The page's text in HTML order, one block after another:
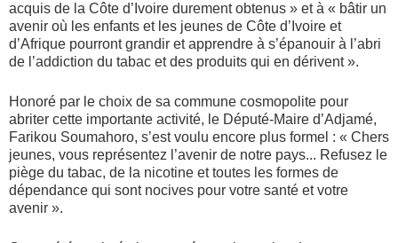
acquis de la Côte d’Ivoire durement obtenus » et à « bâtir un
avenir où les enfants et les jeunes de Côte d’Ivoire et
d’Afrique pourront grandir et apprendre à s’épanouir à l’abri
de l’addiction du tabac et des produits qui en dérivent ».
Honoré par le choix de sa commune cosmopolite pour
abriter cette importante activité, le Député-Maire d’Adjamé,
Farikou Soumahoro, s’est voulu encore plus formel : « Chers
jeunes, vous représentez l’avenir de notre pays... Refusez le
piège du tabac, de la nicotine et toutes les formes de
dépendance qui sont nocives pour votre santé et votre
avenir ».